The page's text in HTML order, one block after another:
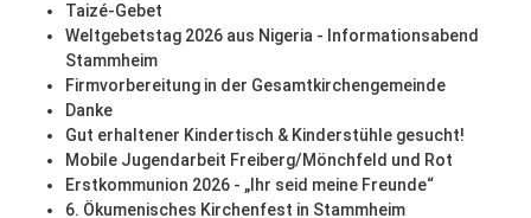
Taizé-Gebet
Weltgebetstag 2026 aus Nigeria - Informationsabend
Stammheim
Firmvorbereitung in der Gesamtkirchengemeinde
Danke
Gut erhaltener Kindertisch & Kinderstühle gesucht!
Mobile Jugendarbeit Freiberg/Mönchfeld und Rot
Erstkommunion 2026 - „Ihr seid meine Freunde“
6. Ökumenisches Kirchenfest in Stammheim